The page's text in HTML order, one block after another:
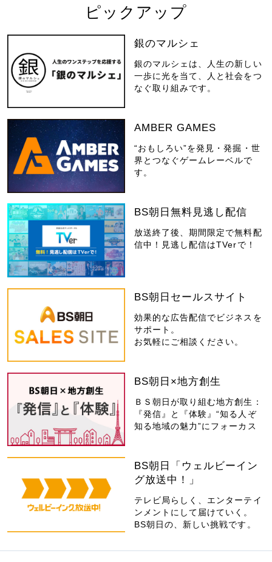
ピックアップ
銀のマルシェ
銀のマルシェは、人生の新しい
一歩に光を当て、人と社会をつ
なぐ取り組みです。
AMBER GAMES
“おもしろい”を発見・発掘・世
界とつなぐゲームレーベルで
す。
BS朝日無料見逃し配信
放送終了後、期間限定で無料配
信中！見逃し配信はTVerで！
BS朝日セールスサイト
効果的な広告配信でビジネスを
サポート。
お気軽にご相談ください。
BS朝日×地方創生
ＢＳ朝日が取り組む地方創生：
『発信』と『体験』“知る人ぞ
知る地域の魅力”にフォーカス
BS朝日「ウェルビーイン
グ放送中！」
テレビ局らしく、エンターテイ
ンメントにして届けていく。
BS朝日の、新しい挑戦です。